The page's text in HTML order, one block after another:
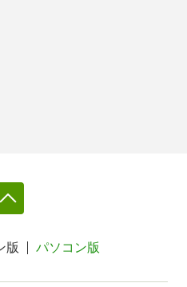
版 パソコン版